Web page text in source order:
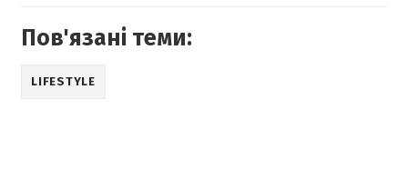
Пов'язані теми:
LIFESTYLE